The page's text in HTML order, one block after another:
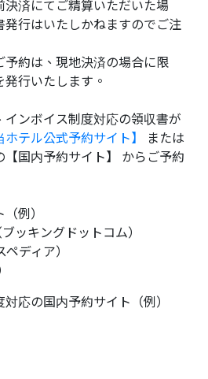
済にてご精算いただいた場
行はいたしかねますのでご注
約は、現地決済の場合に限
行いたします。
ンボイス制度対応の領収書が
ホテル公式予約サイト】
または
国内予約サイト】 からご予約
例）
ッキングドットコム）
ディア）
応の国内予約サイト（例）